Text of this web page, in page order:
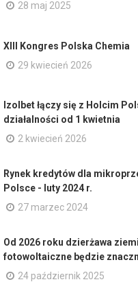
28 maj 2025
XIII Kongres Polska Chemia
29 kwiecień 2026
Izolbet łączy się z Holcim
działalności od 1 kwietnia
2 kwiecień 2026
Rynek kredytów dla
Polsce - luty 2024 r.
27 marzec 2024
Od 2026 roku dzierżawa
fotowoltaiczne będzie
24 październik 2025